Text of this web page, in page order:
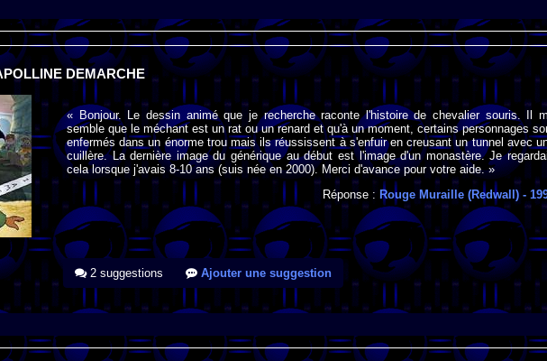
DEMARCHE
« Bonjour. Le dessin animé que je recherche raconte l'histoire de chevalier souris. Il
semble que le méchant est un rat ou un renard et qu'à un moment, certains personnages
enfermés dans un énorme trou mais ils réussissent à s'enfuir en creusant un tunnel avec
cuillère. La dernière image du générique au début est l'image d'un monastère. Je
cela lorsque j'avais 8-10 ans (suis née en 2000). Merci d'avance pour votre aide. »
Réponse : Rouge Muraille (Redwall) -
2 suggestions Ajouter une suggestion